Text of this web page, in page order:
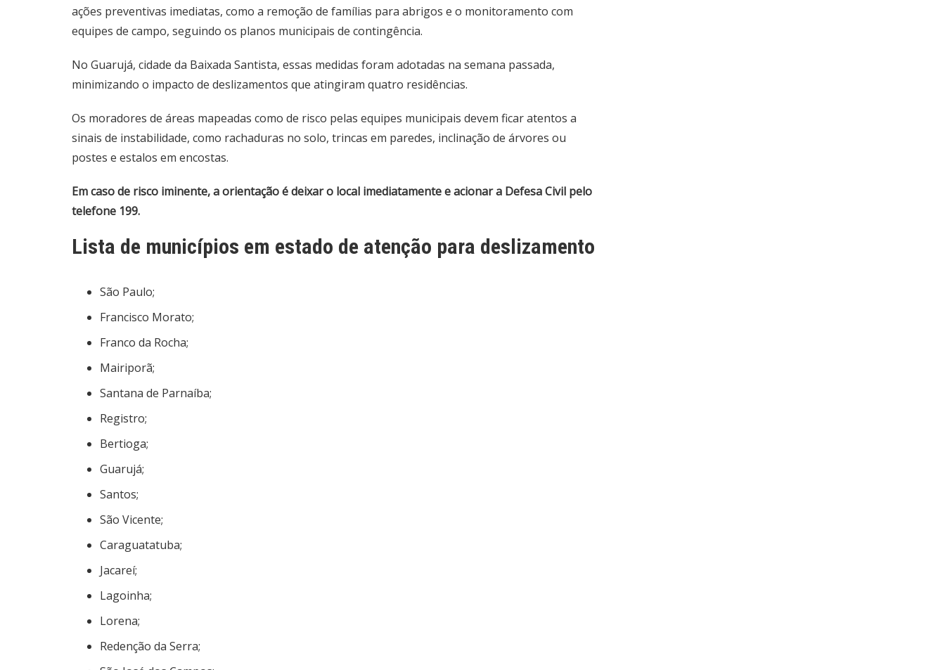
ações preventivas imediatas, como a remoção de famílias para abrigos e o monitoramento com
equipes de campo, seguindo os planos municipais de contingência.
No Guarujá, cidade da Baixada Santista, essas medidas foram adotadas na semana passada,
minimizando o impacto de deslizamentos que atingiram quatro residências.
Os moradores de áreas mapeadas como de risco pelas equipes municipais devem ficar atentos a
sinais de instabilidade, como rachaduras no solo, trincas em paredes, inclinação de árvores ou
postes e estalos em encostas.
Em caso de risco iminente, a orientação é deixar o local imediatamente e acionar a Defesa Civil pelo
telefone 199.
Lista de municípios em estado de atenção para deslizamento
São Paulo;
Francisco Morato;
Franco da Rocha;
Mairiporã;
Santana de Parnaíba;
Registro;
Bertioga;
Guarujá;
Santos;
São Vicente;
Caraguatatuba;
Jacareí;
Lagoinha;
Lorena;
Redenção da Serra;